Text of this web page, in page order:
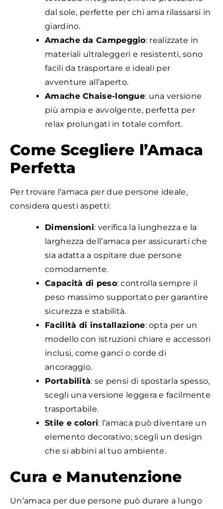
dal sole, perfette per chi ama rilassarsi in
giardino.
Amache da Campeggio: realizzate in
materiali ultraleggeri e resistenti, sono
facili da trasportare e ideali per
avventure all’aperto.
Amache Chaise-longue: una versione
più ampia e avvolgente, perfetta per
relax prolungati in totale comfort.
Come Scegliere l’Amaca
Perfetta
Per trovare l’amaca per due persone ideale,
considera questi aspetti:
Dimensioni: verifica la lunghezza e la
larghezza dell’amaca per assicurarti che
sia adatta a ospitare due persone
comodamente.
Capacità di peso: controlla sempre il
peso massimo supportato per garantire
sicurezza e stabilità.
Facilità di installazione: opta per un
modello con istruzioni chiare e accessori
inclusi, come ganci o corde di
ancoraggio.
Portabilità: se pensi di spostarla spesso,
scegli una versione leggera e facilmente
trasportabile.
Stile e colori: l’amaca può diventare un
elemento decorativo; scegli un design
che si abbini al tuo ambiente.
Cura e Manutenzione
Un’amaca per due persone può durare a lungo